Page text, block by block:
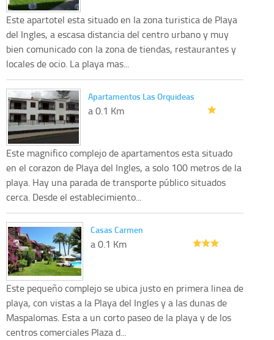
Este apartotel esta situado en la zona turistica de Playa
del Ingles, a escasa distancia del centro urbano y muy
bien comunicado con la zona de tiendas, restaurantes y
locales de ocio. La playa mas...
Apartamentos Las Orquideas
a 0.1 Km
Este magnifico complejo de apartamentos esta situado
en el corazon de Playa del Ingles, a solo 100 metros de la
playa. Hay una parada de transporte público situados
cerca. Desde el establecimiento...
Casas Carmen
a 0.1 Km
Este pequeño complejo se ubica justo en primera linea de
playa, con vistas a la Playa del Ingles y a las dunas de
Maspalomas. Esta a un corto paseo de la playa y de los
centros comerciales Plaza d...